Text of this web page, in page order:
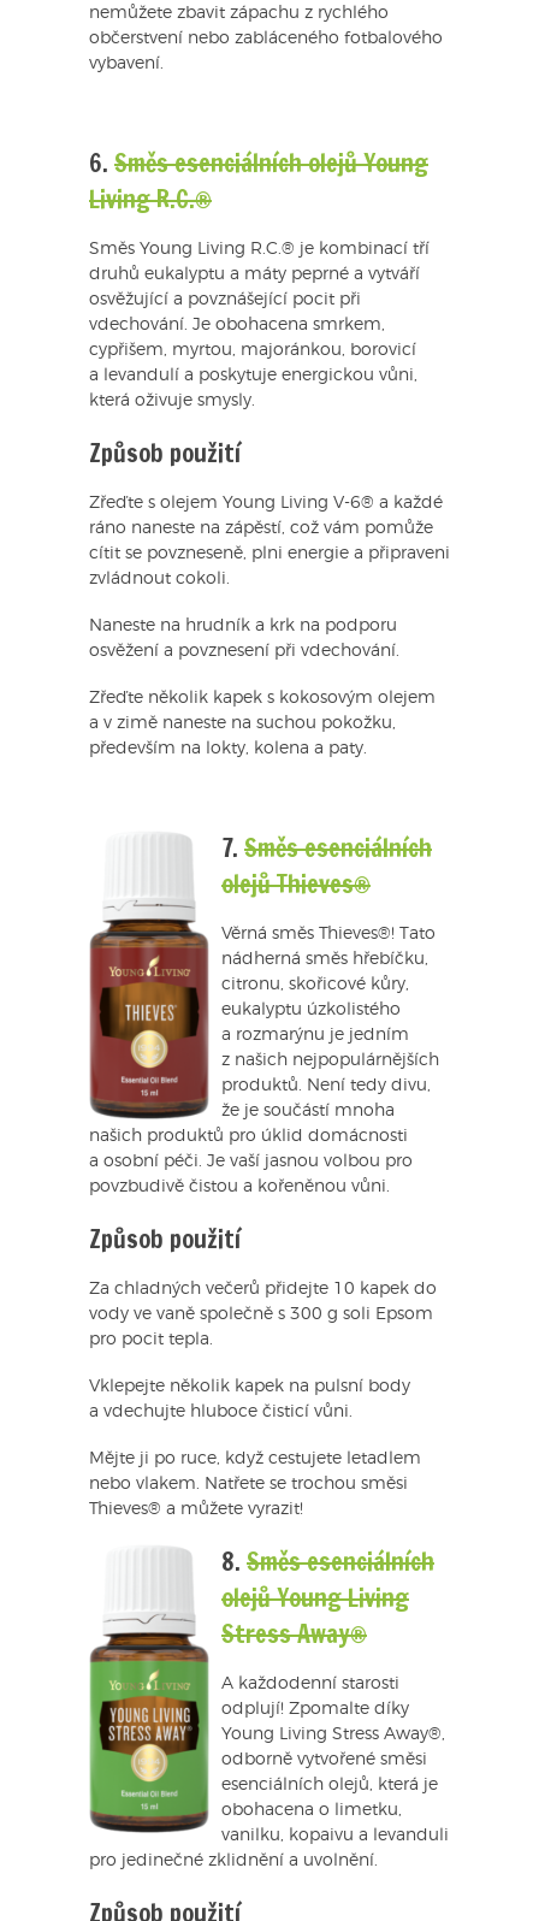
nemůžete zbavit zápachu z rychlého
občerstvení nebo zabláceného fotbalového
vybavení.
6. Směs esenciálních olejů Young
Living R.C.®
Směs Young Living R.C.® je kombinací tří
druhů eukalyptu a máty peprné a vytváří
osvěžující a povznášející pocit při
vdechování. Je obohacena smrkem,
cypřišem, myrtou, majoránkou, borovicí
a levandulí a poskytuje energickou vůni,
která oživuje smysly.
Způsob použití
Zřeďte s olejem Young Living V-6® a každé
ráno naneste na zápěstí, což vám pomůže
cítit se povzneseně, plni energie a připraveni
zvládnout cokoli.
Naneste na hrudník a krk na podporu
osvěžení a povznesení při vdechování.
Zřeďte několik kapek s kokosovým olejem
a v zimě naneste na suchou pokožku,
především na lokty, kolena a paty.
7. Směs esenciálních
olejů Thieves®
Věrná směs Thieves®! Tato
nádherná směs hřebíčku,
citronu, skořicové kůry,
eukalyptu úzkolistého
a rozmarýnu je jedním
z našich nejpopulárnějších
produktů. Není tedy divu,
že je součástí mnoha
našich produktů pro úklid domácnosti
a osobní péči. Je vaší jasnou volbou pro
povzbudivě čistou a kořeněnou vůni.
Způsob použití
Za chladných večerů přidejte 10 kapek do
vody ve vaně společně s 300 g soli Epsom
pro pocit tepla.
Vklepejte několik kapek na pulsní body
a vdechujte hluboce čisticí vůni.
Mějte ji po ruce, když cestujete letadlem
nebo vlakem. Natřete se trochou směsi
Thieves® a můžete vyrazit!
8. Směs esenciálních
olejů Young Living
Stress Away®
A každodenní starosti
odplují! Zpomalte díky
Young Living Stress Away®,
odborně vytvořené směsi
esenciálních olejů, která je
obohacena o limetku,
vanilku, kopaivu a levanduli
pro jedinečné zklidnění a uvolnění.
Způsob použití